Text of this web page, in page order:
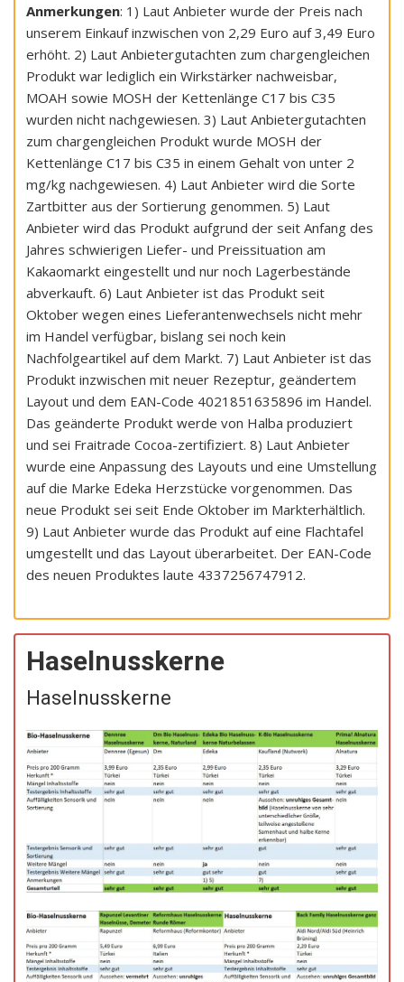
Anmerkungen: 1) Laut Anbieter wurde der Preis nach
unserem Einkauf inzwischen von 2,29 Euro auf 3,49 Euro
erhöht. 2) Laut Anbietergutachten zum chargengleichen
Produkt war lediglich ein Wirkstärker nachweisbar,
MOAH sowie MOSH der Kettenlänge C17 bis C35
wurden nicht nachgewiesen. 3) Laut Anbietergutachten
zum chargengleichen Produkt wurde MOSH der
Kettenlänge C17 bis C35 in einem Gehalt von unter 2
mg/kg nachgewiesen. 4) Laut Anbieter wird die Sorte
Zartbitter aus der Sortierung genommen. 5) Laut
Anbieter wird das Produkt aufgrund der seit Anfang des
Jahres schwierigen Liefer- und Preissituation am
Kakaomarkt eingestellt und nur noch Lagerbestände
abverkauft. 6) Laut Anbieter ist das Produkt seit
Oktober wegen eines Lieferantenwechsels nicht mehr
im Handel verfügbar, bislang sei noch kein
Nachfolgeartikel auf dem Markt. 7) Laut Anbieter ist das
Produkt inzwischen mit neuer Rezeptur, geändertem
Layout und dem EAN-Code 4021851635896 im Handel.
Das geänderte Produkt werde von Halba produziert
und sei Fraitrade Cocoa-zertifiziert. 8) Laut Anbieter
wurde eine Anpassung des Layouts und eine Umstellung
auf die Marke Edeka Herzstücke vorgenommen. Das
neue Produkt sei seit Ende Oktober im Markterhältlich.
9) Laut Anbieter wurde das Produkt auf eine Flachtafel
umgestellt und das Layout überarbeitet. Der EAN-Code
des neuen Produktes laute 4337256747912.
Haselnusskerne
Haselnusskerne